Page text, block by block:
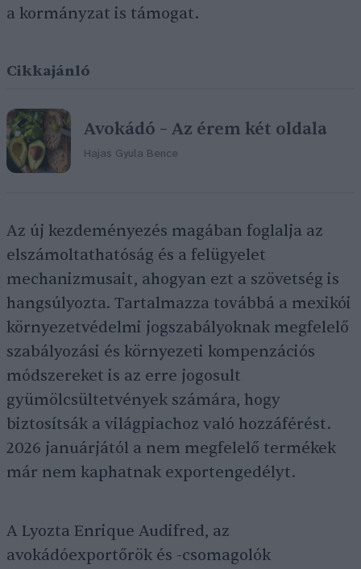
a kormányzat is támogat.
Cikkajánló
Avokádó – Az érem két oldala
Hajas Gyula Bence
Az új kezdeményezés magában foglalja az
elszámoltathatóság és a felügyelet
mechanizmusait, ahogyan ezt a szövetség is
hangsúlyozta. Tartalmazza továbbá a mexikói
környezetvédelmi jogszabályoknak megfelelő
szabályozási és környezeti kompenzációs
módszereket is az erre jogosult
gyümölcsültetvények számára, hogy
biztosítsák a világpiachoz való hozzáférést.
2026 januárjától a nem megfelelő termékek
már nem kaphatnak exportengedélyt.
A Lyozta Enrique Audifred, az
avokádóexportőrök és -csomagolók